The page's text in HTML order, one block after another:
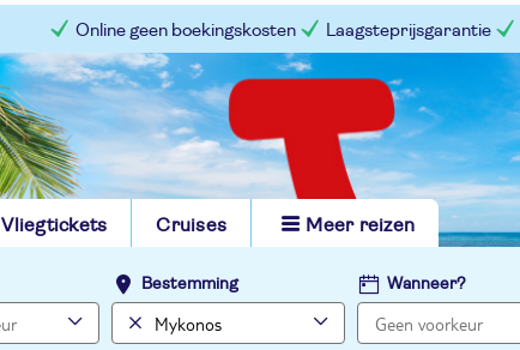
Online geen boekingskosten Laagsteprijsgarantie
Vliegtickets Cruises Meer reizen
Bestemming Wanneer?